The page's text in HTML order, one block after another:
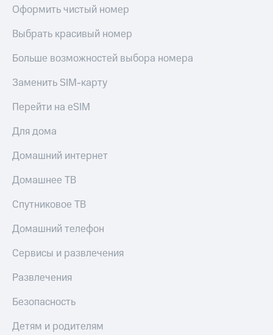
Оформить чистый номер
Выбрать красивый номер
Больше возможностей выбора номера
Заменить SIM-карту
Перейти на eSIM
Для дома
Домашний интернет
Домашнее ТВ
Спутниковое ТВ
Домашний телефон
Сервисы и развлечения
Развлечения
Безопасность
Детям и родителям